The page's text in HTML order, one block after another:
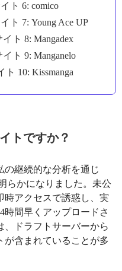
ト 6: comico
ト 7: Young Ace UP
ト 8: Mangadex
ト 9: Manganelo
10: Kissmanga
トですか？
の継続的な分析を通じ
らかになりました。未公
時アクセスで誘惑し、実
時間早くアップロードさ
、ドラフトサーバーから
が含まれていることが多